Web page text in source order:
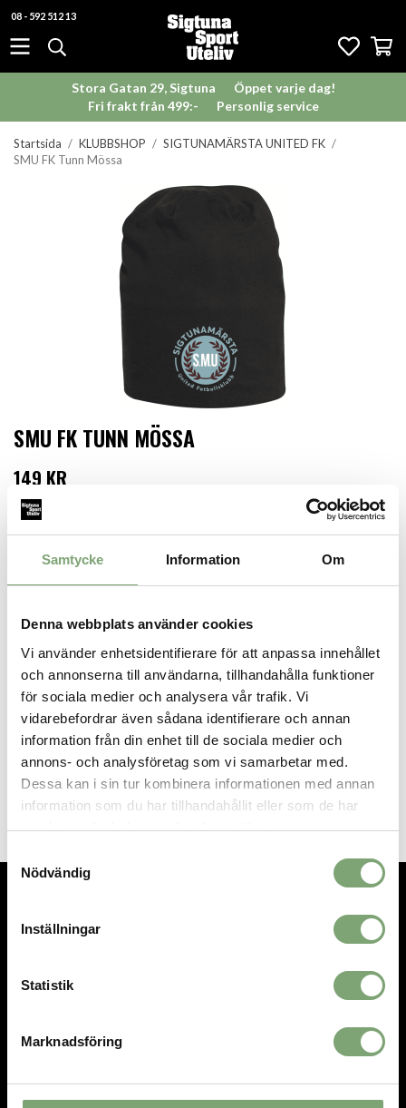
Samtycke Information Om
Denna webbplats använder cookies
Vi använder enhetsidentifierare för att anpassa innehållet
och annonserna till användarna, tillhandahålla funktioner
för sociala medier och analysera vår trafik. Vi
vidarebefordrar även sådana identifierare och annan
information från din enhet till de sociala medier och
annons- och analysföretag som vi samarbetar med.
Dessa kan i sin tur kombinera informationen med annan
information som du har tillhandahållit eller som de har
samlat in när du har använt deras tjänster.
Nödvändig
Inställningar
Statistik
Marknadsföring
08 - 592 512 13
Stora Gatan 29, Sigtuna
Öppet varje dag!
Fri frakt från 499:-
Personlig service
Startsida / KLUBBSHOP / SIGTUNAMÄRSTA UNITED FK /
SMU FK Tunn Mössa
SMU FK TUNN MÖSSA
149 KR
Finns i lager för omgående leverans
SPARA SOM FAVORIT
Artikelnummer:
smu_mossa
Mån-fre 10-18, Lör 10-15, Sön 12-15